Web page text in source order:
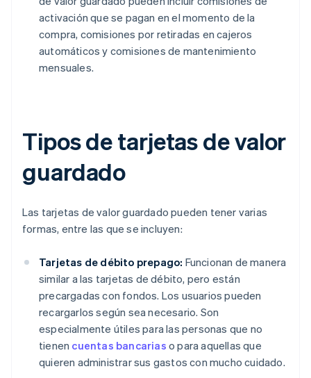
activación que se pagan en el momento de la
compra, comisiones por retiradas en cajeros
automáticos y comisiones de mantenimiento
mensuales.
Tipos de tarjetas de valor
guardado
Las tarjetas de valor guardado pueden tener varias
formas, entre las que se incluyen:
Tarjetas de débito prepago: Funcionan de manera
similar a las tarjetas de débito, pero están
precargadas con fondos. Los usuarios pueden
recargarlos según sea necesario. Son
especialmente útiles para las personas que no
tienen cuentas bancarias o para aquellas que
quieren administrar sus gastos con mucho cuidado.